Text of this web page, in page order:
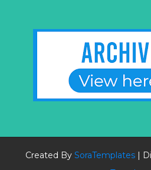
Created BySoraTemplates |